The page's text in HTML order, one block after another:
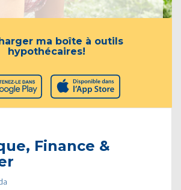
ma boîte à outils
hypothécaires!
Finance &